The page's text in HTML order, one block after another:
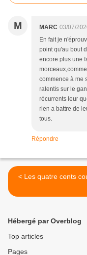
M MARC 03/07/
En fait je
point qu'au bout
encore plus une
commence à me
ralentis sur le
récurrents leur
rien a battre de
tous.
Répondre
< Les quatre cents
Hébergé par Overblog
Top articles
Pages